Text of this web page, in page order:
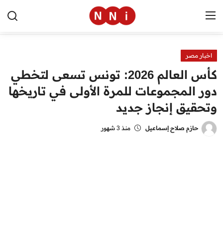
الرئيسية
اخبار مصر
العالم
الرياضة
اخبار مصر
كأس العالم 2026: تونس تسعى لتخطي
دور المجموعات للمرة الأولى في تاريخها
وتحقيق إنجاز جديد
حازم صلاح إسماعيل منذ 3 شهور